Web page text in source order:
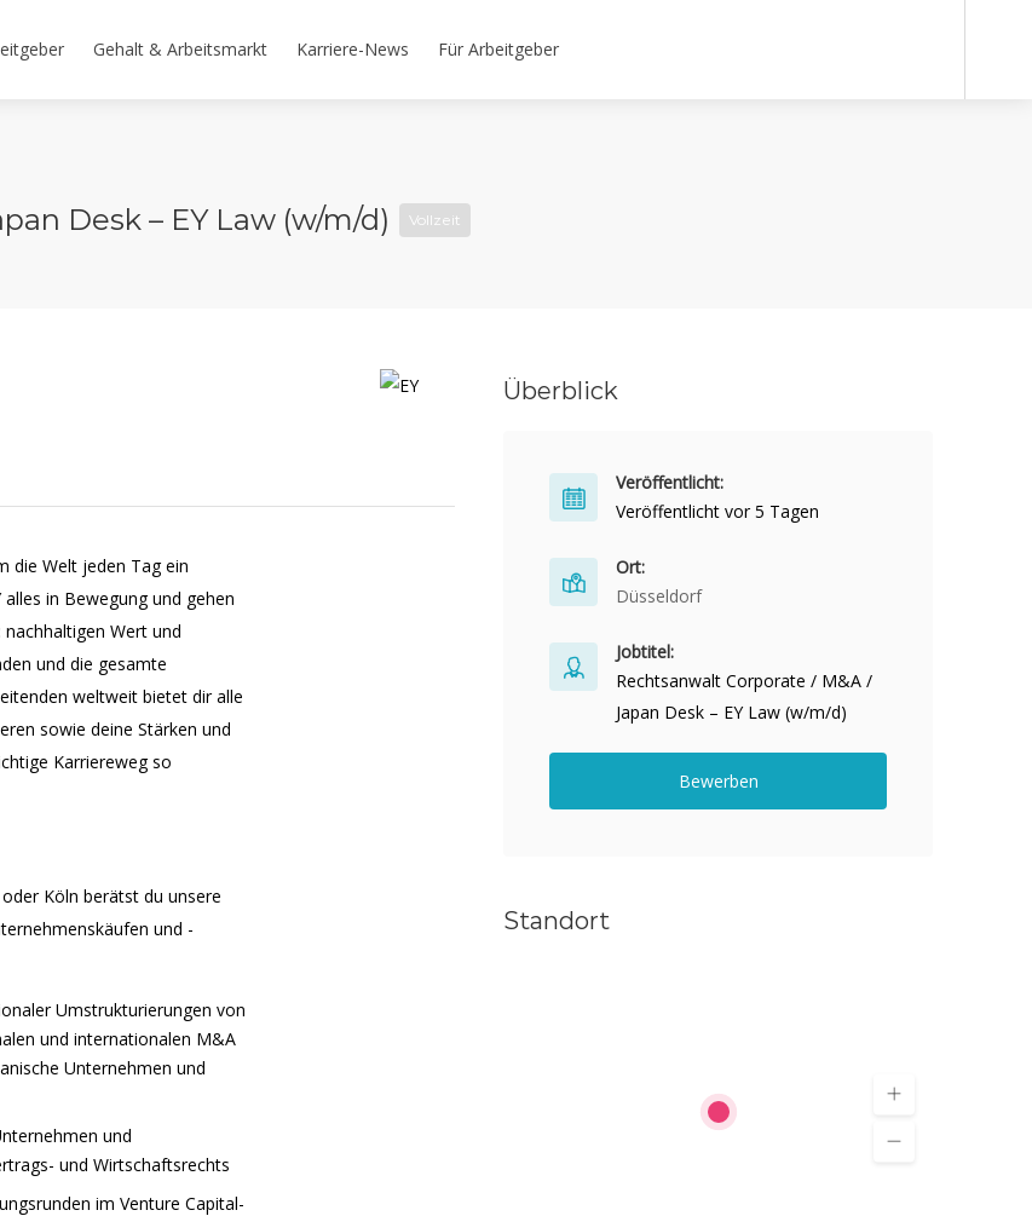
Gehalt & Arbeitsmarkt Karriere-News Für Arbeitgeber
Desk – EY Law (w/m/d) Vollzeit
die Welt jeden Tag ein
in Bewegung und gehen
nachhaltigen Wert und
und die gesamte
weltweit bietet dir alle
sowie deine Stärken und
Karriereweg so
Köln berätst du unsere
und -
Umstrukturierungen von
und internationalen M&A
Unternehmen und
und
und Wirtschaftsrechts
im Venture Capital-
Überblick
Veröffentlicht:
Veröffentlicht vor 5 Tagen
Ort:
Düsseldorf
Jobtitel:
Rechtsanwalt Corporate / M&A /
Japan Desk – EY Law (w/m/d)
Bewerben
Standort